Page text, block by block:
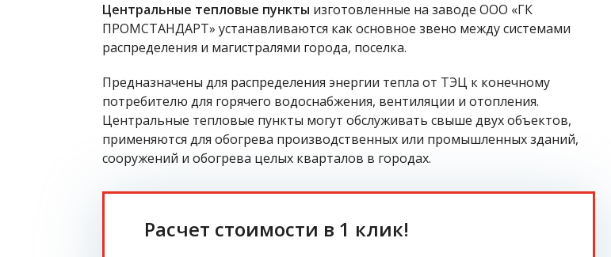
Центральные тепловые пункты изготовленные на заводе ООО «ГК
ПРОМСТАНДАРТ» устанавливаются как основное звено между системами
распределения и магистралями города, поселка.
Предназначены для распределения энергии тепла от ТЭЦ к конечному
потребителю для горячего водоснабжения, вентиляции и отопления.
Центральные тепловые пункты могут обслуживать свыше двух объектов,
применяются для обогрева производственных или промышленных зданий,
сооружений и обогрева целых кварталов в городах.
Расчет стоимости в 1 клик!